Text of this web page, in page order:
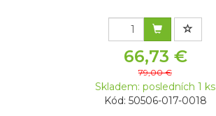
66,73 €
79,00 €
Skladem: posledních 1 ks
Kód: 50506-017-0018